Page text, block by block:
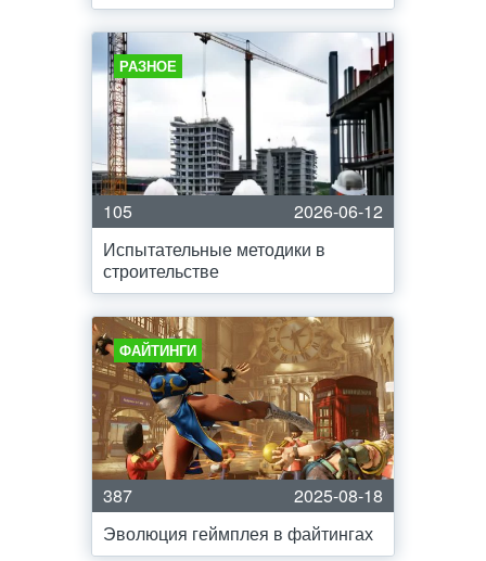
РАЗНОЕ
105
2026-06-12
Испытательные методики в
строительстве
ФАЙТИНГИ
387
2025-08-18
Эволюция геймплея в файтингах